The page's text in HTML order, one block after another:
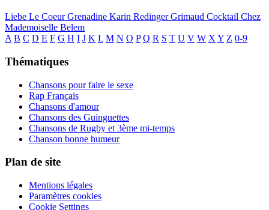
Liebe Le Coeur Grenadine Karin RedingerGrimaud Cocktail Chez
Mademoiselle Belem
A B C D E F G H I J K L M N O P Q R S T U V W X Y Z 0-9
Thématiques
Chansons pour faire le sexe
Rap Français
Chansons d'amour
Chansons des Guinguettes
Chansons de Rugby et 3ème mi-temps
Chanson bonne humeur
Plan de site
Mentions légales
Paramètres cookies
Cookie Settings